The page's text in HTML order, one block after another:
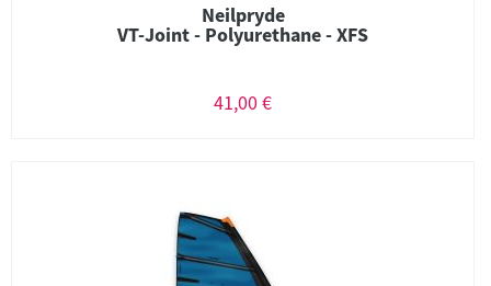
Neilpryde
VT-Joint - Polyurethane - XFS
41,00 €